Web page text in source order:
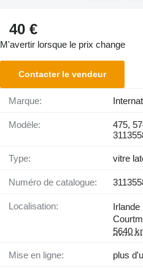
40 €
M'avertir lorsque le prix change
Contacter le vendeur
Marque:
Modèle:
475,
Type: vitre
Numéro de catalogue:
Localisation:
Irlande
5640
Mise en ligne: plus